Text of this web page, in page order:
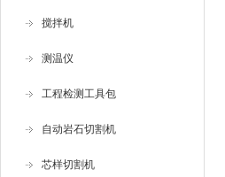
搅拌机
测温仪
工程检测工具包
自动岩石切割机
芯样切割机